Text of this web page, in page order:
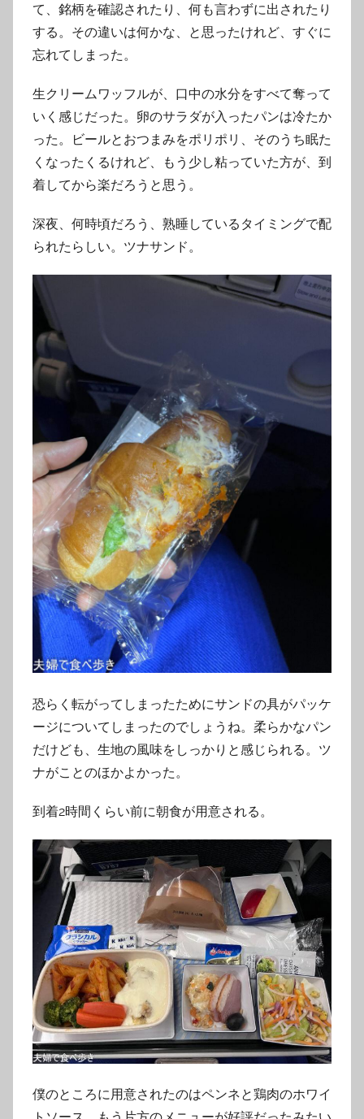
て、銘柄を確認されたり、何も言わずに出されたり
する。その違いは何かな、と思ったけれど、すぐに
忘れてしまった。
生クリームワッフルが、口中の水分をすべて奪って
いく感じだった。卵のサラダが入ったパンは冷たか
った。ビールとおつまみをポリポリ、そのうち眠た
くなったくるけれど、もう少し粘っていた方が、到
着してから楽だろうと思う。
深夜、何時頃だろう、熟睡しているタイミングで配
られたらしい。ツナサンド。
恐らく転がってしまったためにサンドの具がパッケ
ージについてしまったのでしょうね。柔らかなパン
だけども、生地の風味をしっかりと感じられる。ツ
ナがことのほかよかった。
到着2時間くらい前に朝食が用意される。
僕のところに用意されたのはペンネと鶏肉のホワイ